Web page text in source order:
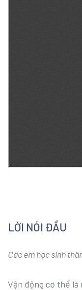
LỜI NÓI ĐẦU
Các em học sinh
Vận động cơ thể